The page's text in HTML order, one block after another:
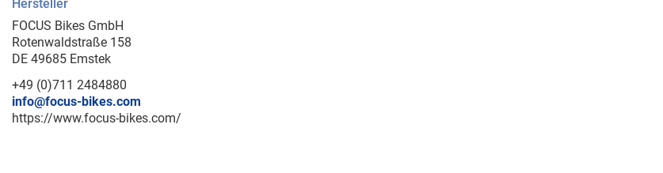
Hersteller
FOCUS Bikes GmbH
Rotenwaldstraße 158
DE 49685 Emstek
+49 (0)711 2484880
info@focus-bikes.com
https://www.focus-bikes.com/